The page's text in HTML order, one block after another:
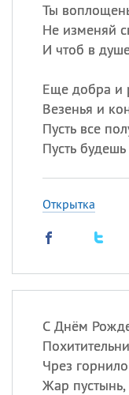
Ты
Не изменяй
И чтоб в
Еще добра и
Везенья и
Пусть все
Пусть
Открытка
С Днём
Чрез
Жар пустынь,